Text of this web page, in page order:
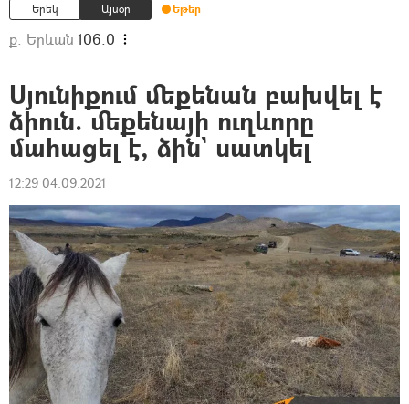
Երեկ Այսօր Եթեր
ք. Երևան 106.0
Սյունիքում մեքենան բախվել է
ձիուն. մեքենայի ուղևորը
մահացել է, ձին` սատկել
12:29 04.09.2021